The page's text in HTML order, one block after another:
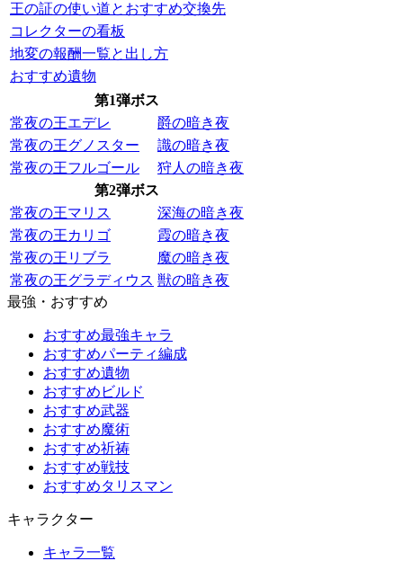
王の証の使い道とおすすめ交換先
コレクターの看板
地変の報酬一覧と出し方
おすすめ遺物
第1弾ボス
常夜の王エデレ
爵の暗き夜
常夜の王グノスター
識の暗き夜
常夜の王フルゴール
狩人の暗き夜
第2弾ボス
常夜の王マリス
深海の暗き夜
常夜の王カリゴ
霞の暗き夜
常夜の王リブラ
魔の暗き夜
常夜の王グラディウス 獣の暗き夜
最強・おすすめ
おすすめ最強キャラ
おすすめパーティ編成
おすすめ遺物
おすすめビルド
おすすめ武器
おすすめ魔術
おすすめ祈祷
おすすめ戦技
おすすめタリスマン
キャラクター
キャラ一覧